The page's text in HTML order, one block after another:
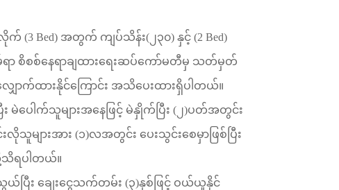
လိုက် (3 Bed) အတွက် ကျပ်သိန်း( ၂၃၀) နှင့် (2 Bed)
ာ စိစစ်နေရာချထားရေးဆပ်ကော်မတီမှ သတ်မှတ်
ောက်ထားနိုင်ကြောင်း အသိပေးထားရှိပါတယ်။
မဲပေါက်သူများအနေဖြင့် မဲနှိုက်ပြီး ( ၂)ပတ်အတွင်း
လိုသူများအား (၁)လအတွင်း ပေးသွင်းစေမှာဖြစ်ပြီး
သိရပါတယ်။
ပြီး ချေးငွေသက်တမ်း (၃)နှစ်ဖြင့် ဝယ်ယူနိုင်